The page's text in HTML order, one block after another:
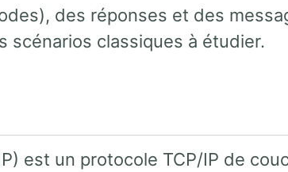
des réponses et des
scénarios classiques à étudier.
est un protocole TCP/IP de